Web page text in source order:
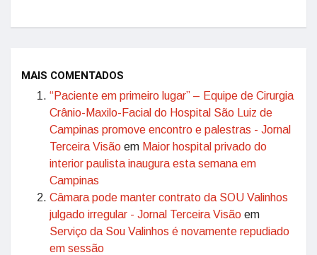
MAIS COMENTADOS
“Paciente em primeiro lugar” – Equipe de Cirurgia
Crânio-Maxilo-Facial do Hospital São Luiz de
Campinas promove encontro e palestras - Jornal
Terceira Visão em Maior hospital privado do
interior paulista inaugura esta semana em
Campinas
Câmara pode manter contrato da SOU Valinhos
julgado irregular - Jornal Terceira Visão em
Serviço da Sou Valinhos é novamente repudiado
em sessão